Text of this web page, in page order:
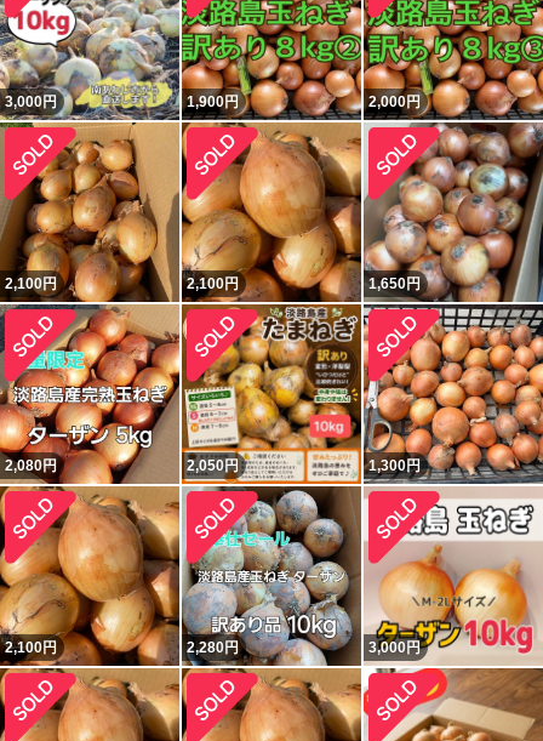
3,000円 1,900円 2,000円
2,100円 2,100円 1,650円
2,080円 2,050円 1,300円
2,100円 2,280円 3,000円